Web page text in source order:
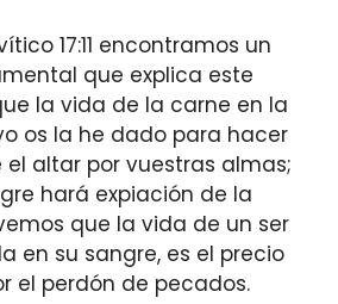
17:11 encontramos un
que explica este
la vida de la carne en la
os la he dado para hacer
el altar por vuestras almas;
hará expiación de la
que la vida de un ser
en su sangre, es el precio
el perdón de pecados.